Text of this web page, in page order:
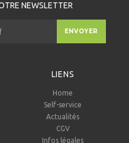
NEWSLETTER
ENVOYER
LIENS
Home
Self-service
Actualités
CGV
Infos légales